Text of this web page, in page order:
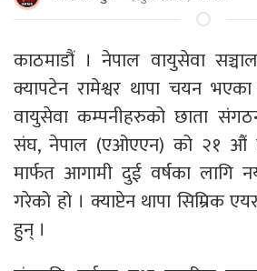
काठमाडौं । नेपाल वायुसेवा
क्यापटेन रामेश्वर थापा चयन
वायुसेवा कम्पनीहरुको छाता
संघ, नेपाल (एओएएन) को २१ औं
मार्फत आगामी दुई वर्षका लागि
गरेको हो । क्याप्टेन थापा सिम्रिक
हुन् ।